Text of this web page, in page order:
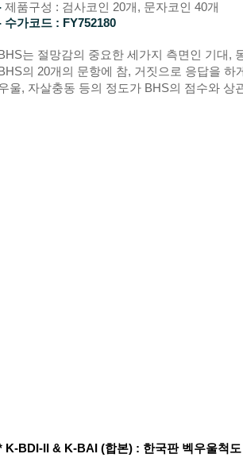
제품구성 : 검사코인 20개, 문자코인 40개
수가코드 : FY752180
BHS는 절망감의 중요한 세가지 측면인 기대,
BHS의 20개의 문항에 참, 거짓으로 응답을
울, 자살충동 등의 정도가 BHS의 점수와 상
K-BDI-II & K-BAI (합본): 한국판 벡우울척